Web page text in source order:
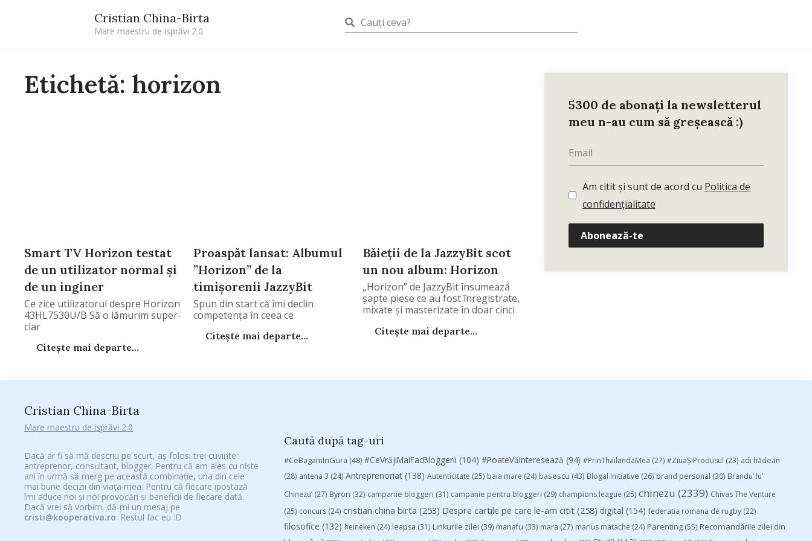
Cristian China-Birta
Mare maestru de isprăvi 2.0
Etichetă: horizon
Smart TV Horizon testat
de un utilizator normal și
de un inginer
Ce zice utilizatorul despre Horizon
43HL7530U/B Să o lămurim super-
clar
Citește mai departe...
Proaspăt lansat: Albumul
”Horizon” de la
timișorenii JazzyBit
Spun din start că îmi declin
competența în ceea ce
Citește mai departe...
Băieții de la JazzyBit scot
un nou album: Horizon
„Horizon” de JazzyBit însumează
șapte piese ce au fost înregistrate,
mixate și masterizate în doar cinci
Recording din Budapesta.
Citește mai departe...
5300 de abonați la newsletterul
meu n-au cum să greșească :)
Am citit și sunt de acord cu Politica de
confidențialitate
Abonează-te
Cristian China-Birta
Mare maestru de isprăvi 2.0
Dacă ar fi să mă descriu pe scurt, aș folosi trei cuvinte:
antreprenor, consultant, blogger. Pentru că am ales cu niște
ani în urmă să merg pe această combinație, una din cele
mai bune decizii din viața mea. Pentru că fiecare ipostază
îmi aduce noi și noi provocări și beneficii de fiecare dată.
Dacă vrei să vorbim, dă-mi un mesaj pe
cristi@kooperativa.ro. Restul fac eu :D
Caută după tag-uri
#CeBagamInGura (48) #CeVrăjiMaiFacBloggerii (104) #PoateVăInteresează (94) #PrinThailandaMea (27) #ZiuaȘiProdusul (23) adi hădean
(28) antena 3 (24) Antreprenoriat (138) Autenticitate (25) baia mare (24) basescu (43) Blogal Initiative (26) brand personal (30) Brandu’ lu’
Chinezu’ (27) Byron (32) campanie bloggeri (31) campanie pentru bloggeri (29) champions league (25) chinezu (2339) Chivas The Venture
(25) concurs (24) cristian china birta (253) Despre cartile pe care le-am citit (258) digital (154) federatia romana de rugby (22)
filosofice (132) heineken (24) leapsa (31) Linkurile zilei (39) manafu (33) mara (27) marius matache (24) Parenting (55) Recomandările zilei din